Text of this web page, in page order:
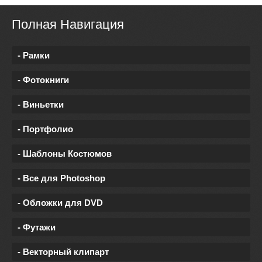
Полная Навигация
- Рамки
- Фотокниги
- Виньетки
- Портфолио
- Шаблоны Костюмов
- Все для Photoshop
- Обложки для DVD
- Футажи
- Векторный клипарт